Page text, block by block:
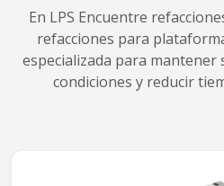
En LPS Encuentre
refacciones para
especializada para mantener
condiciones y reducir